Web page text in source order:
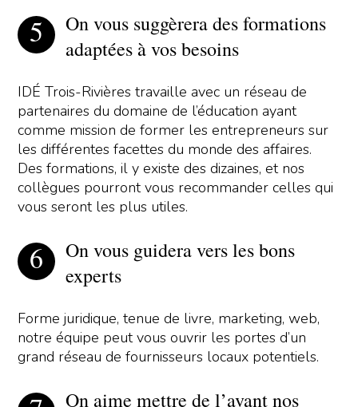
On vous suggèrera des formations
adaptées à vos besoins
IDÉ Trois-Rivières travaille avec un réseau de
partenaires du domaine de l’éducation ayant
comme mission de former les entrepreneurs sur
les différentes facettes du monde des affaires.
Des formations, il y existe des dizaines, et nos
collègues pourront vous recommander celles qui
vous seront les plus utiles.
On vous guidera vers les bons
experts
Forme juridique, tenue de livre, marketing, web,
notre équipe peut vous ouvrir les portes d’un
grand réseau de fournisseurs locaux potentiels.
On aime mettre de l’avant nos